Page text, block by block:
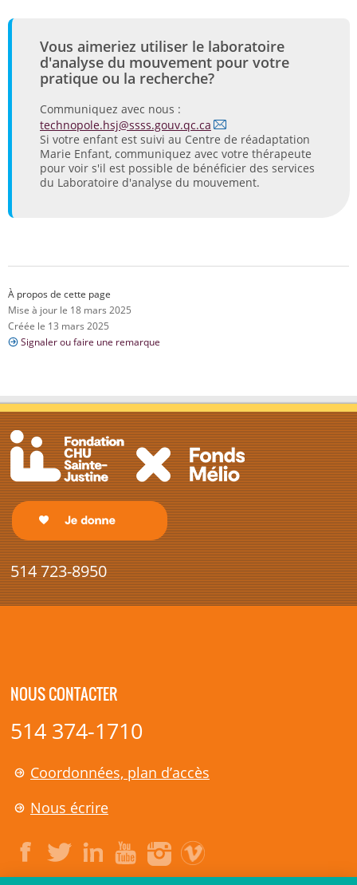
Vous aimeriez utiliser le laboratoire
d'analyse du mouvement pour votre
pratique ou la recherche?
Communiquez avec nous :
technopole.hsj@ssss.gouv.qc.ca
Si votre enfant est suivi au Centre de réadaptation
Marie Enfant, communiquez avec votre thérapeute
pour voir s'il est possible de bénéficier des services
du Laboratoire d'analyse du mouvement.
À propos de cette page
Mise à jour le 18 mars 2025
Créée le 13 mars 2025
Signaler ou faire une remarque
514 723-8950
NOUS CONTACTER
514 374-1710
Coordonnées, plan d’accès
Nous écrire